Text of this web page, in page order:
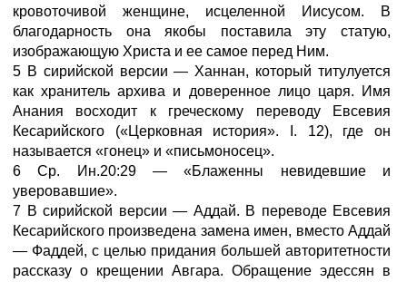
кровоточивой женщине, исцеленной Иисусом. В
благодарность она якобы поставила эту статую,
изображающую Христа и ее самое перед Ним.
5 В сирийской версии — Ханнан, который титулуется
как хранитель архива и доверенное лицо царя. Имя
Анания восходит к греческому переводу Евсевия
Кесарийского («Церковная история». I. 12), где он
называется «гонец» и «письмоносец».
6 Ср. Ин.20:29 — «Блаженны невидевшие и
уверовавшие».
7 В сирийской версии — Аддай. В переводе Евсевия
Кесарийского произведена замена имен, вместо Аддай
— Фаддей, с целью придания большей авторитетности
рассказу о крещении Авгара. Обращение эдессян в